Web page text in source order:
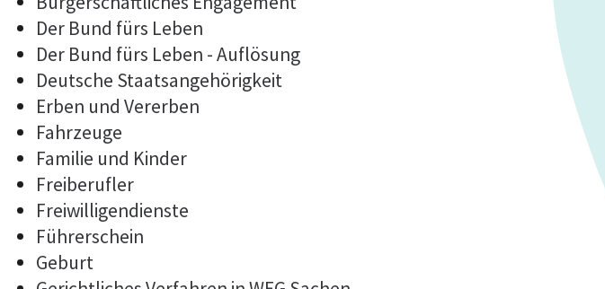
Der Bund fürs Leben
Der Bund fürs Leben - Auflösung
Deutsche Staatsangehörigkeit
Erben und Vererben
Fahrzeuge
Familie und Kinder
Freiberufler
Freiwilligendienste
Führerschein
Geburt